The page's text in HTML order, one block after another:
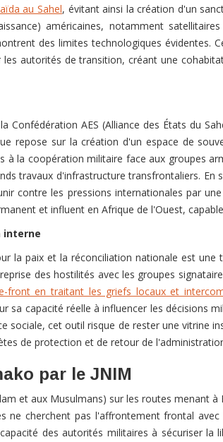
au Sahel, évitant ainsi la création d'un
américaines, notamment
des limites technologiques évidentes.
autorités de transition, créant une
AES (Alliance des États du
repose sur la création d'un espace de
la coopération militaire face aux groupes
travaux d'infrastructure transfrontaliers. En
contre les pressions internationales par
et influent en Afrique de l'Ouest,
interne
la paix et la réconciliation nationale est
des hostilités avec les groupes
front en traitant les griefs locaux et
sa capacité réelle à influencer les décisions
sociale, cet outil risque de rester une vitrine
de protection et de retour de
par le JNIM
et aux Musulmans) sur les routes menant
ne cherchent pas l'affrontement frontal
des autorités militaires à sécuriser